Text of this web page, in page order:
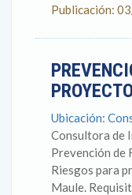
Publicación:
Ubicación:
Consultora de
Prevención de
Riesgos para
Maule.